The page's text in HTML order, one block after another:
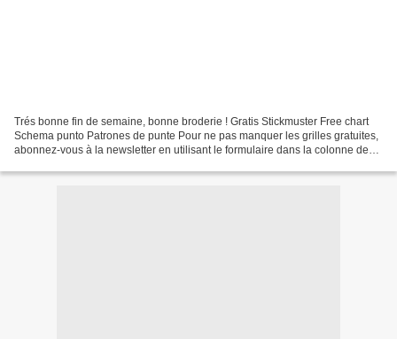
Trés bonne fin de semaine, bonne broderie ! Gratis Stickmuster Free chart
Schema punto Patrones de punte Pour ne pas manquer les grilles gratuites,
abonnez-vous à la newsletter en utilisant le formulaire dans la colonne de